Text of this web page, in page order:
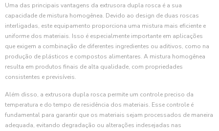
Uma das principais vantagens da extrusora dupla rosca é a sua
capacidade de mistura homogênea. Devido ao design de duas roscas
interligadas, este equipamento proporciona uma mistura mais eficiente e
uniforme dos materiais. Isso é especialmente importante em aplicações
que exigem a combinação de diferentes ingredientes ou aditivos, como na
produção de plásticos e compostos alimentares. A mistura homogênea
resulta em produtos finais de alta qualidade, com propriedades
consistentes e previsíveis.
Além disso, a extrusora dupla rosca permite um controle preciso da
temperatura e do tempo de residência dos materiais. Esse controle é
fundamental para garantir que os materiais sejam processados de maneira
adequada, evitando degradação ou alterações indesejadas nas